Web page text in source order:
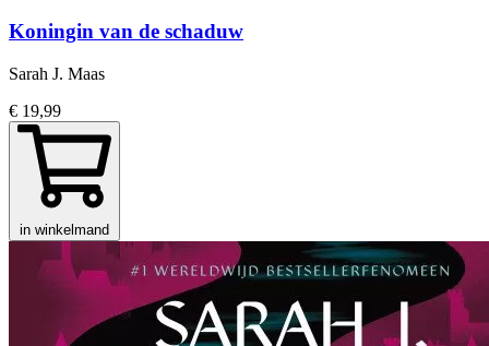
Koningin van de schaduw
Sarah J. Maas
€ 19,99
in winkelmand